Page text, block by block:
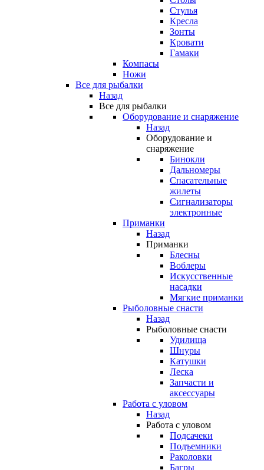
Стулья
Кресла
Зонты
Кровати
Гамаки
Компасы
Ножи
Все для рыбалки
Назад
Все для рыбалки
Оборудование и снаряжение
Назад
Оборудование и
снаряжение
Бинокли
Дальномеры
Спасательные
жилеты
Сигнализаторы
электронные
Приманки
Назад
Приманки
Блесны
Воблеры
Искусственные
насадки
Мягкие приманки
Рыболовные снасти
Назад
Рыболовные снасти
Удилища
Шнуры
Катушки
Леска
Запчасти и
аксессуары
Работа с уловом
Назад
Работа с уловом
Подсачеки
Подъемники
Раколовки
Багры